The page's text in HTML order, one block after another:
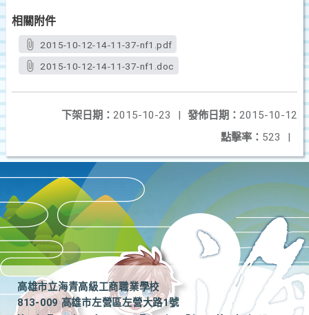
相關附件
2015-10-12-14-11-37-nf1.pdf
2015-10-12-14-11-37-nf1.doc
發佈日期： 2015-10-12
下架日期： 2015-10-23
|
點擊率： 523 |
高雄市立海青高級工商職業學校
813-009 高雄市左營區左營大路1號